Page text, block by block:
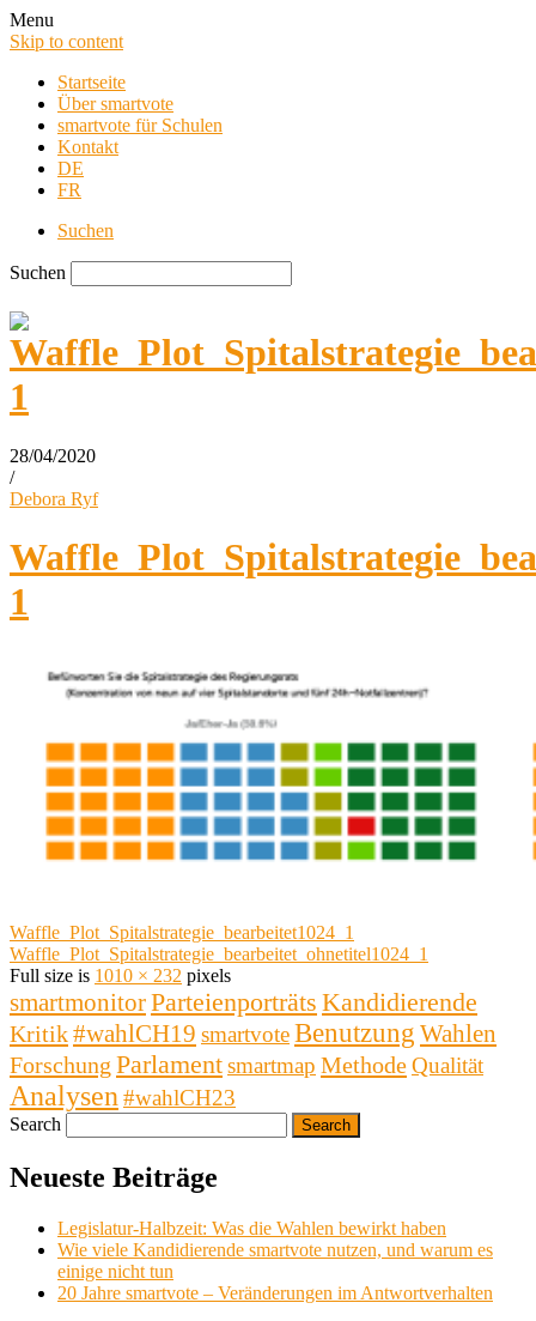
Menu
Skip to content
Startseite
Über smartvote
smartvote für Schulen
Kontakt
DE
FR
Suchen
Suchen
smartvote Blog
28/04/2020
/
Debora Ryf
1
Waffle_Plot_Spitalstrategie_bearbeitet1024_1
Waffle_Plot_Spitalstrategie_bearbeitet_ohnetitel1024_1
Full size is 1010 × 232 pixels
smartmonitorParteienporträts Kandidierende
Kritik#wahlCH19 smartvoteBenutzung Wahlen
Forschung Parlamentsmartmap MethodeQualität
Analysen #wahlCH23
Search
Neueste Beiträge
Legislatur-Halbzeit: Was die Wahlen bewirkt haben
Wie viele Kandidierende smartvote nutzen, und warum es
einige nicht tun
20 Jahre smartvote – Veränderungen im Antwortverhalten